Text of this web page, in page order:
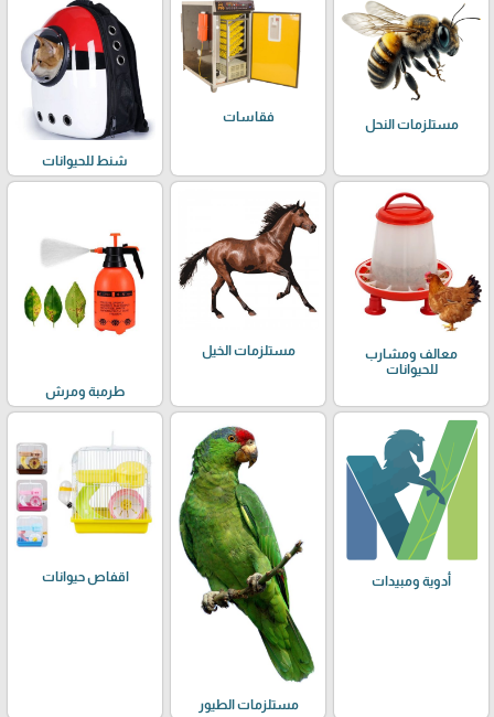
مستلزمات النحل
فقاسات
شنط للحيوانات
معالف ومشارب
للحيوانات
مستلزمات الخيل
طرمبة ومرش
أدوية ومبيدات
مستلزمات الطيور
اقفاص حيوانات